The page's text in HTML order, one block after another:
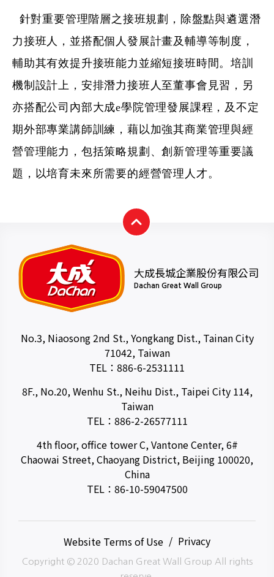
針對重要管理階層之接班規劃，除盤點與遴選潛
力接班人，並搭配個人發展計畫及輔導等制度，
輔助其有效提升接班能力並縮短接班時間。培訓
機制設計上，安排潛力接班人至董事會見習，另
亦搭配公司內部大成e學院管理發展課程，及不定
期外部專業講師訓練，藉以加強其商業管理與經
營管理能力，包括策略規劃、創新管理等重要議
題，以培育未來所需要的經營管理人才。
大成長城企業股份有限公司
Dachan Great Wall Group
No.3, Niaosong 2nd St., Yongkang Dist., Tainan City
71042, Taiwan
TEL： 886-6-2531111
8F., No.20, Wenhu St., Neihu Dist., Taipei City 114,
Taiwan
TEL： 886-2-26577111
4th floor, office tower C, Vantone Center, 6#
Chaowai Street, Chaoyang District, Beijing 100020,
China
TEL： 86-10-59047500
Website Terms of Use Privacy
Copyright © 2020 Dachan Great Wall Group All rights